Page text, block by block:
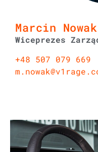
Marcin Nowak
Wiceprezes
+48 507 079 669